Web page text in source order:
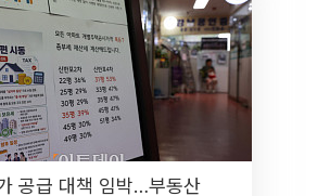
공급 대책 임박…부동산